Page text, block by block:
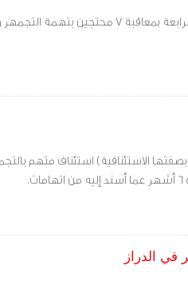
حكمت المحكمة الكبرى الجنائية الرابعة بمعاقبة 7
الاستئنافية) استئناف متهم